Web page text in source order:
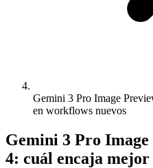
Gemini 3 Pro Image
en workflows nuevos
Gemini 3 Pro
4: cuál encaja